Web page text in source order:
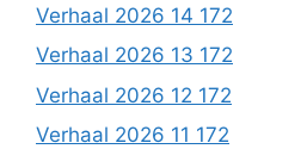
Verhaal 2026 14 172
Verhaal 2026 13 172
Verhaal 2026 12 172
Verhaal 2026 11 172